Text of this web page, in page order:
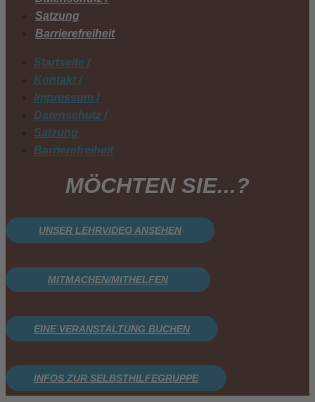
Satzung
Barrierefreiheit
Startseite /
Kontakt /
Impressum /
Datenschutz /
Satzung
Barrierefreiheit
MÖCHTEN SIE...?
UNSER LEHRVIDEO ANSEHEN
MITMACHEN/MITHELFEN
EINE VERANSTALTUNG BUCHEN
INFOS ZUR SELBSTHILFEGRUPPE